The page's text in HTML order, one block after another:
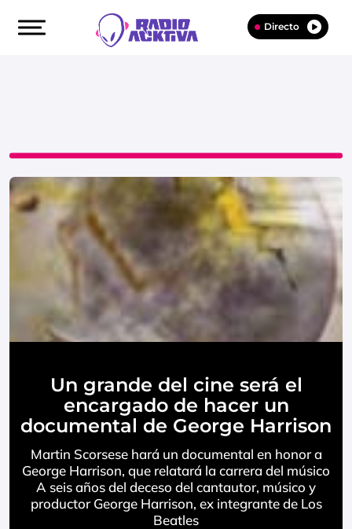
Directo
Un grande del cine será el
encargado de hacer un
documental de George Harrison
Martin Scorsese hará un documental en honor a
George Harrison, que relatará la carrera del músico
A seis años del deceso del cantautor, músico y
productor George Harrison, ex integrante de Los
Beatles